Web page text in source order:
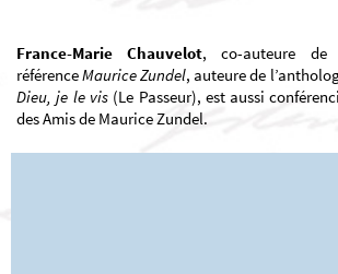
France-Marie Chauvelot, co-auteure
référenceMaurice Zundel, auteure de
Dieu, je le vis(Le Passeur), est aussi
des Amis de Maurice Zundel.